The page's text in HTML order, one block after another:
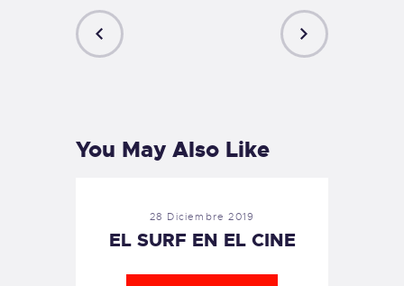
You May Also Like
28 Diciembre 2019
EL SURF EN EL CINE